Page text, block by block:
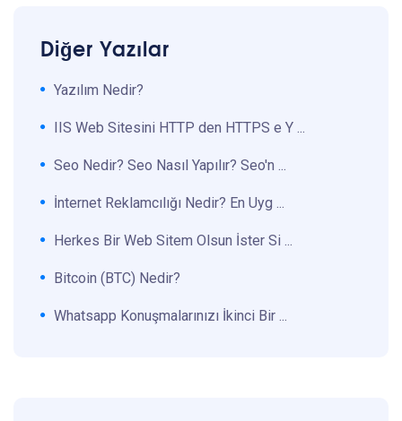
Diğer Yazılar
Yazılım Nedir?
IIS Web Sitesini HTTP den HTTPS e Y ...
Seo Nedir? Seo Nasıl Yapılır? Seo'n ...
İnternet Reklamcılığı Nedir? En Uyg ...
Herkes Bir Web Sitem Olsun İster Si ...
Bitcoin (BTC) Nedir?
Whatsapp Konuşmalarınızı İkinci Bir ...